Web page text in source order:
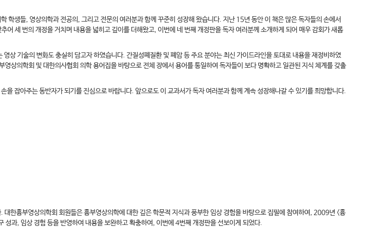
생들, 영상의학과 전공의, 그리고 전문의 여러분과 함께 꾸준히 성장해 왔습니다. 지난 15년 동안 이 책은 많은 독자들의 손에서
세 번의 개정을 거치며 내용을 넓히고 깊이를 더해왔고, 이번에 네 번째 개정판을 독자 여러분께 소개하게 되어 매우 감회가 새롭
상 기술의 변화도 충실히 담고자 하였습니다. 간질성폐질환 및 폐암 등 주요 분야는 최신 가이드라인을 토대로 내용을 재정비하였
상의학회 및 대한의사협회 의학 용어집을 바탕으로 전체 장에서 용어를 통일하여 독자들이 보다 명확하고 일관된 지식 체계를 갖출
잡아주는 동반자가 되기를 진심으로 바랍니다. 앞으로도 이 교과서가 독자 여러분과 함께 계속 성장해나갈 수 있기를 희망합니다.
한흉부영상의학회 회원들은 흉부영상의학에 대한 깊은 학문적 지식과 풍부한 임상 경험을 바탕으로 집필에 참여하여, 2009년 <흉
과, 임상 경험 등을 반영하여 내용을 보완하고 확충하여, 이번에 4번째 개정판을 선보이게 되었다.